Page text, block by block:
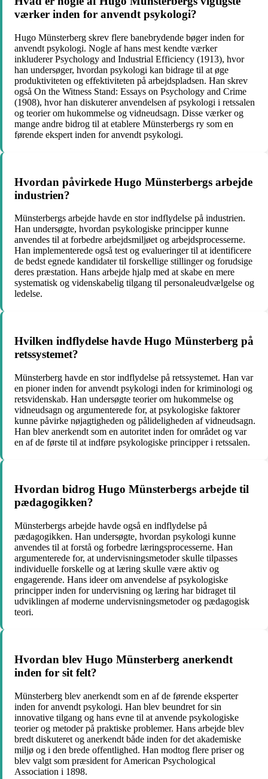
værker inden for anvendt psykologi?
Hugo Münsterberg skrev flere banebrydende bøger inden for
anvendt psykologi. Nogle af hans mest kendte værker
inkluderer Psychology and Industrial Efficiency (1913), hvor
han undersøger, hvordan psykologi kan bidrage til at øge
produktiviteten og effektiviteten på arbejdspladsen. Han skrev
også On the Witness Stand: Essays on Psychology and Crime
(1908), hvor han diskuterer anvendelsen af ​​psykologi i retssalen
og teorier om hukommelse og vidneudsagn. Disse værker og
mange andre bidrog til at etablere Münsterbergs ry som en
førende ekspert inden for anvendt psykologi.
Hvordan påvirkede Hugo Münsterbergs arbejde
industrien?
Münsterbergs arbejde havde en stor indflydelse på industrien.
Han undersøgte, hvordan psykologiske principper kunne
anvendes til at forbedre arbejdsmiljøet og arbejdsprocesserne.
Han implementerede også test og evalueringer til at identificere
de bedst egnede kandidater til forskellige stillinger og forudsige
deres præstation. Hans arbejde hjalp med at skabe en mere
systematisk og videnskabelig tilgang til personaleudvælgelse og
ledelse.
Hvilken indflydelse havde Hugo Münsterberg på
retssystemet?
Münsterberg havde en stor indflydelse på retssystemet. Han var
en pioner inden for anvendt psykologi inden for kriminologi og
retsvidenskab. Han undersøgte teorier om hukommelse og
vidneudsagn og argumenterede for, at psykologiske faktorer
kunne påvirke nøjagtigheden og pålideligheden af ​​vidneudsagn.
Han blev anerkendt som en autoritet inden for området og var
en af ​​de første til at indføre psykologiske principper i retssalen.
Hvordan bidrog Hugo Münsterbergs arbejde til
pædagogikken?
Münsterbergs arbejde havde også en indflydelse på
pædagogikken. Han undersøgte, hvordan psykologi kunne
anvendes til at forstå og forbedre læringsprocesserne. Han
argumenterede for, at undervisningsmetoder skulle tilpasses
individuelle forskelle og at læring skulle være aktiv og
engagerende. Hans ideer om anvendelse af psykologiske
principper inden for undervisning og læring har bidraget til
udviklingen af moderne undervisningsmetoder og pædagogisk
teori.
Hvordan blev Hugo Münsterberg anerkendt
inden for sit felt?
Münsterberg blev anerkendt som en af de førende eksperter
inden for anvendt psykologi. Han blev beundret for sin
innovative tilgang og hans evne til at anvende psykologiske
teorier og metoder på praktiske problemer. Hans arbejde blev
bredt diskuteret og anerkendt både inden for det akademiske
miljø og i den brede offentlighed. Han modtog flere priser og
blev valgt som præsident for American Psychological
Association i 1898.